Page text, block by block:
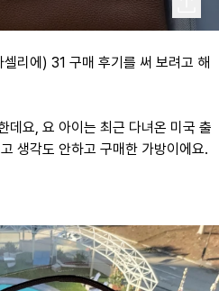
리에) 31 구매 후기를 써 보려고 해
데요, 요 아이는 최근 다녀온 미국 출
생각도 안하고 구매한 가방이에요.